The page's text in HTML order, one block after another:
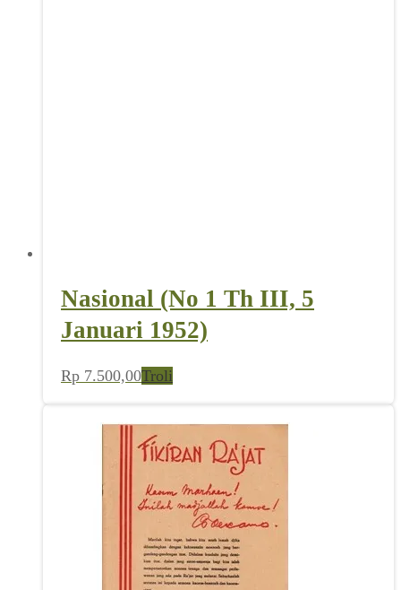
Nasional (No 1 Th III, 5
Januari 1952)
Rp 7.500,00Troli